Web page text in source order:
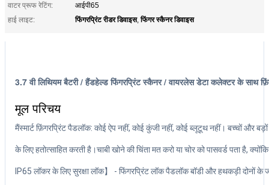
वाटर प्रूफ रेटिंग:
आईपी65
हाई लाइट:
फिंगरप्रिंट रीडर डिवाइस,फिंगर स्कैनर डिवाइस
3.7 वी लिथियम बैटरी / हैंडहेल्ड फिंगरप्रिंट स्कैनर / वायरलेस डेटा कलेक्टर के साथ
मूल परिचय
मैंस्मार्ट फ़िंगरप्रिंट पैडलॉक: कोई ऐप नहीं, कोई कुंजी नहीं, कोई ब्लूटूथ नहीं। बच्चों
के लिए हतोत्साहित करती है।चाबी खोने की चिंता मत करो या चोर को पासवर्ड पता है,
IP65 लॉकर के लिए सुरक्षा लॉक】 - फिंगरप्रिंट लॉक पैडलॉक बॉडी और हथकड़ी दोनों के